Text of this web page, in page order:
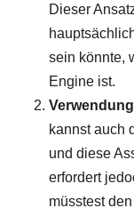
Dieser
sein könnte,
Engine ist.
kannst auch
und diese
erfordert
müsstest